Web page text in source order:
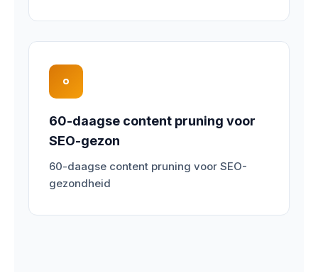
60-daagse content pruning voor
SEO-gezon
60-daagse content pruning voor SEO-
gezondheid